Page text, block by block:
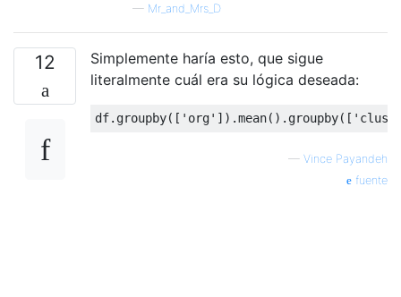
— Mr_and_Mrs_D
12
Simplemente haría esto, que sigue
literalmente cuál era su lógica deseada:
df.groupby([ 'org' ]).mean().groupby([
— Vince Payandeh
fuente